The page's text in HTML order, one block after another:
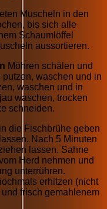
Muscheln in den
bis sich alle
Schaumlöffel
aussortieren.
Möhren schälen und
waschen und in
waschen und in
waschen, trocken
schneiden.
die Fischbrühe geben
Nach 5 Minuten
lassen. Sahne
Herd nehmen und
unterrühren.
erhitzen (nicht
frisch gemahlenem